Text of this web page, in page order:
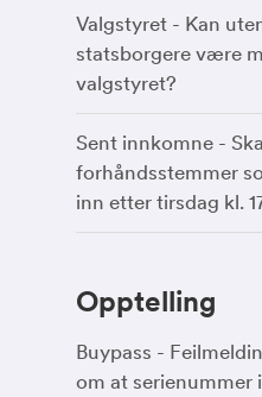
Valgstyret - Kan
statsborgere være
valgstyret?
Sent innkomne -
forhåndsstemmer
inn etter tirsdag kl.
Opptelling
Buypass -
om at serienummer